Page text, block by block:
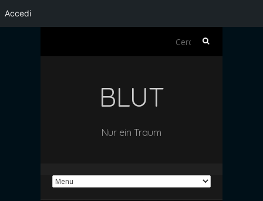
Accedi
Ricerca
BLUT
Nur ein Traum